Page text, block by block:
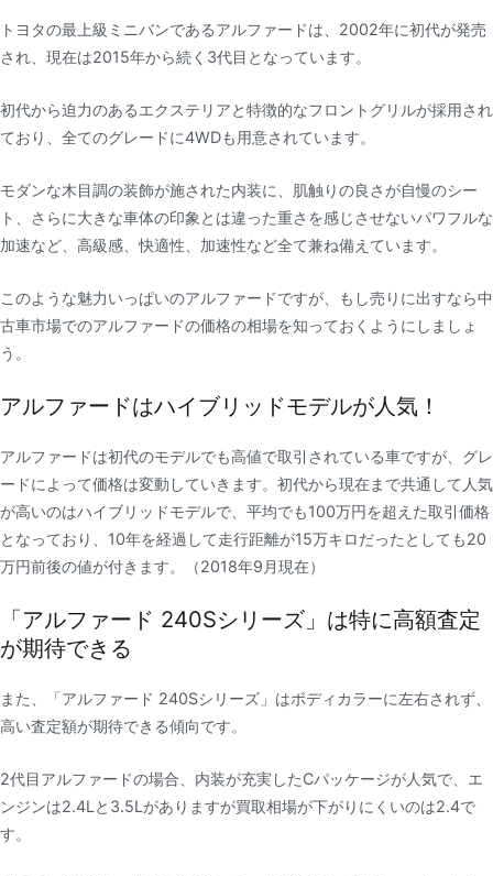
トヨタの最上級ミニバンであるアルファードは、2002年に初代が発売
され、現在は2015年から続く3代目となっています。
初代から迫力のあるエクステリアと特徴的なフロントグリルが採用され
ており、全てのグレードに4WDも用意されています。
モダンな木目調の装飾が施された内装に、肌触りの良さが自慢のシー
ト、さらに大きな車体の印象とは違った重さを感じさせないパワフルな
加速など、高級感、快適性、加速性など全て兼ね備えています。
このような魅力いっぱいのアルファードですが、もし売りに出すなら中
古車市場でのアルファードの価格の相場を知っておくようにしましょ
う。
アルファードはハイブリッドモデルが人気！
アルファードは初代のモデルでも高値で取引されている車ですが、グレ
ードによって価格は変動していきます。初代から現在まで共通して人気
が高いのはハイブリッドモデルで、平均でも100万円を超えた取引価格
となっており、10年を経過して走行距離が15万キロだったとしても20
万円前後の値が付きます。（2018年9月現在）
「アルファード 240Sシリーズ」は特に高額査定
が期待できる
また、「アルファード 240Sシリーズ」はボディカラーに左右されず、
高い査定額が期待できる傾向です。
2代目アルファードの場合、内装が充実したCパッケージが人気で、エ
ンジンは2.4Lと3.5Lがありますが買取相場が下がりにくいのは2.4で
す。